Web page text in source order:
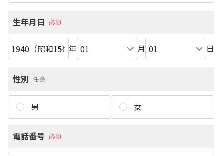
生年月日 必須
年 月 日
性別 任意
男 女
電話番号 必須